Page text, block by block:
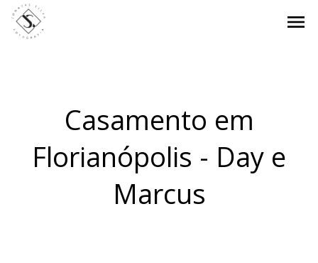
menu
Casamento em
Florianópolis - Day e
Marcus